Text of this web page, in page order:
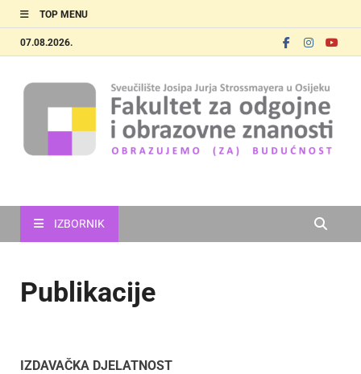
TOP MENU
07.08.2026.
IZBORNIK
Publikacije
IZDAVAČKA DJELATNOST